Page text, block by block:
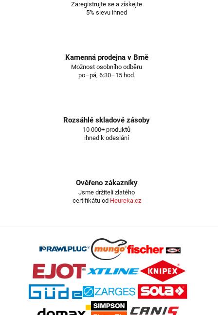
Zaregistrujte se a získejte
5% slevu ihned
Kamenná prodejna v Brně
Možnost osobního odběru
po–pá, 6:30–15 hod.
Rozsáhlé skladové zásoby
10 000+ produktů
ihned k odeslání
Ověřeno zákazníky
Jsme držiteli zlatého
certifikátu od Heureka.cz